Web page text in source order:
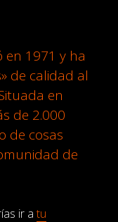
en 1971 y ha
de calidad al
en
de 2.000
de cosas
de
ir atu